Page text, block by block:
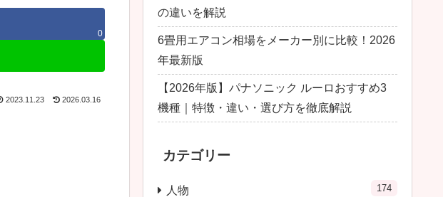
0
2023.11.23 2026.03.16
の違いを解説
6畳用エアコン相場をメーカー別に比較！2026
年最新版
【2026年版】パナソニック ルーロおすすめ3
機種｜特徴・違い・選び方を徹底解説
カテゴリー
人物 174